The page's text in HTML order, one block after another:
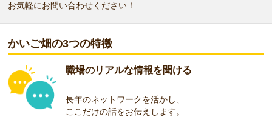
お気軽にお問い合わせください！
かいご畑の3つの特徴
職場のリアルな情報を聞ける
長年のネットワークを活かし、
ここだけの話をお伝えします。